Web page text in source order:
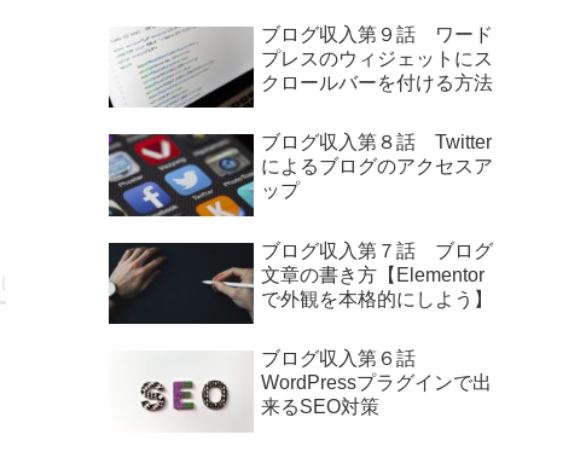
ブログ収入第９話 ワード
プレスのウィジェットにス
クロールバーを付ける方法
ブログ収入第８話 Twitter
によるブログのアクセスア
ップ
ブログ収入第７話 ブログ
文章の書き方【Elementor
で外観を本格的にしよう】
ブログ収入第６話
WordPressプラグインで出
来るSEO対策